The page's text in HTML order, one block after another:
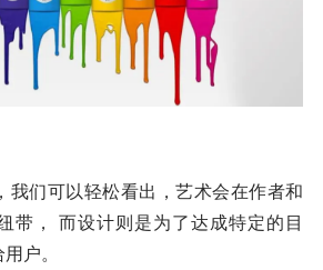
我们可以轻松看出，艺术会在作者和
带， 而设计则是为了达成特定的目
户。